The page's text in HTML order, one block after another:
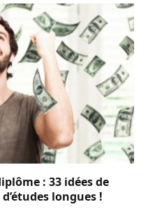
: 33 idées de
longues !